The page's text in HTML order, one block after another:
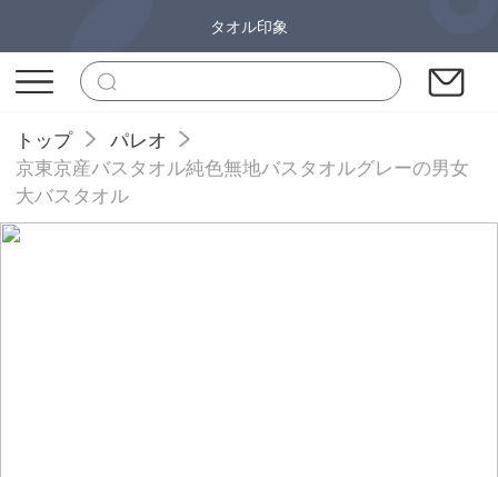
タオル印象
トップ
パレオ
京東京産バスタオル純色無地バスタオルグレーの男女
大バスタオル